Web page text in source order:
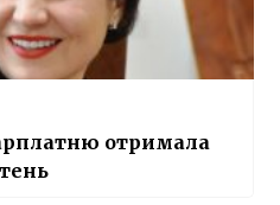
отримала